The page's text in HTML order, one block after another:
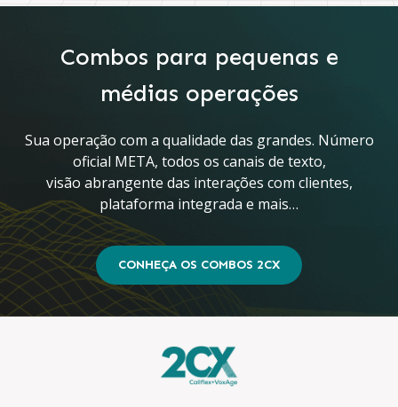
Combos para pequenas e
médias operações
Sua operação com a qualidade das grandes. Número
oficial META, todos os canais de texto,
visão abrangente das interações com clientes,
plataforma integrada e mais…
CONHEÇA OS COMBOS 2CX